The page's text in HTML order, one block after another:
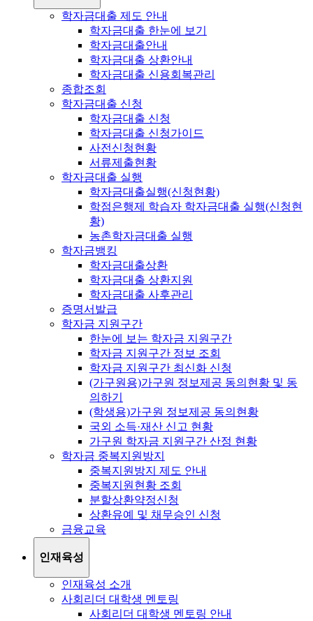
학자금대출 제도 안내
학자금대출 한눈에 보기
학자금대출안내
학자금대출 상환안내
학자금대출 신용회복관리
종합조회
학자금대출 신청
학자금대출 신청
학자금대출 신청가이드
사전신청현황
서류제출현황
학자금대출 실행
학자금대출실행(신청현황)
학점은행제 학습자 학자금대출 실행(신청현
황)
농촌학자금대출 실행
학자금뱅킹
학자금대출상환
학자금대출 상환지원
학자금대출 사후관리
증명서발급
학자금 지원구간
한눈에 보는 학자금 지원구간
학자금 지원구간 정보 조회
학자금 지원구간 최신화 신청
(가구원용)가구원 정보제공 동의현황 및 동
의하기
(학생용)가구원 정보제공 동의현황
국외 소득·재산 신고 현황
가구원 학자금 지원구간 산정 현황
학자금 중복지원방지
중복지원방지 제도 안내
중복지원현황 조회
분할상환약정신청
상환유예 및 채무승인 신청
금융교육
인재육성
인재육성 소개
사회리더 대학생 멘토링
사회리더 대학생 멘토링 안내